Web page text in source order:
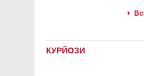
КУРЙОЗИ